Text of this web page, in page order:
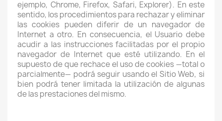
ejemplo, Chrome, Firefox, Safari, Explorer). En este
sentido, los procedimientos para rechazar y eliminar
las cookies pueden diferir de un navegador de
Internet a otro. En consecuencia, el Usuario debe
acudir a las instrucciones facilitadas por el propio
navegador de Internet que esté utilizando. En el
supuesto de que rechace el uso de cookies —total o
parcialmente— podrá seguir usando el Sitio Web, si
bien podrá tener limitada la utilización de algunas
de las prestaciones del mismo.